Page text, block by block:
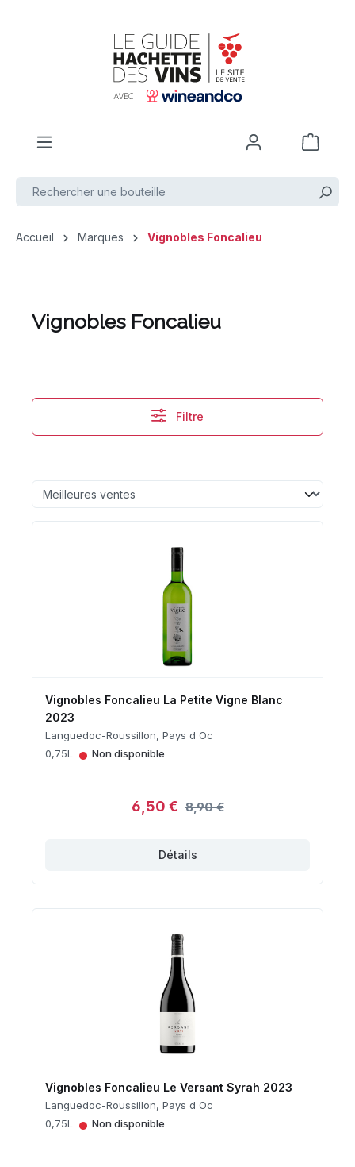
Accueil Marques Vignobles Foncalieu
Vignobles Foncalieu
Filtre
Vignobles Foncalieu La Petite Vigne Blanc
2023
Languedoc-Roussillon, Pays d Oc
0,75L
• Non disponible
6,50 € 8,90 €
Détails
Vignobles Foncalieu Le Versant Syrah 2023
Languedoc-Roussillon, Pays d Oc
0,75L
• Non disponible